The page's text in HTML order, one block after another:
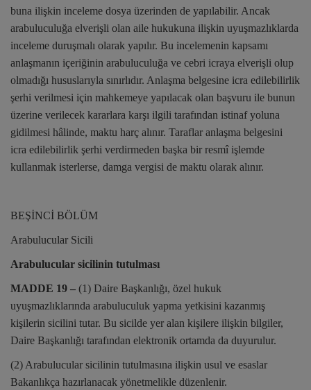
buna ilişkin inceleme dosya üzerinden de yapılabilir. Ancak
arabuluculuğa elverişli olan aile hukukuna ilişkin uyuşmazlıklarda
inceleme duruşmalı olarak yapılır. Bu incelemenin kapsamı
anlaşmanın içeriğinin arabuluculuğa ve cebri icraya elverişli olup
olmadığı hususlarıyla sınırlıdır. Anlaşma belgesine icra edilebilirlik
şerhi verilmesi için mahkemeye yapılacak olan başvuru ile bunun
üzerine verilecek kararlara karşı ilgili tarafından istinaf yoluna
gidilmesi hâlinde, maktu harç alınır. Taraflar anlaşma belgesini
icra edilebilirlik şerhi verdirmeden başka bir resmî işlemde
kullanmak isterlerse, damga vergisi de maktu olarak alınır.
BEŞİNCİ BÖLÜM
Arabulucular Sicili
Arabulucular sicilinin tutulması
MADDE 19 – (1) Daire Başkanlığı, özel hukuk
uyuşmazlıklarında arabuluculuk yapma yetkisini kazanmış
kişilerin sicilini tutar. Bu sicilde yer alan kişilere ilişkin bilgiler,
Daire Başkanlığı tarafından elektronik ortamda da duyurulur.
(2) Arabulucular sicilinin tutulmasına ilişkin usul ve esaslar
Bakanlıkça hazırlanacak yönetmelikle düzenlenir.